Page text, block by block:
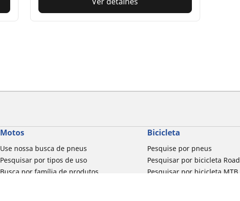
Motos
Use nossa busca de pneus
Pesquisar por tipos de uso
Busca por família de produtos
Bicicleta
Pesquise por pneus
Pesquisar por bicicleta Road
Pesquisar por bicicleta MTB